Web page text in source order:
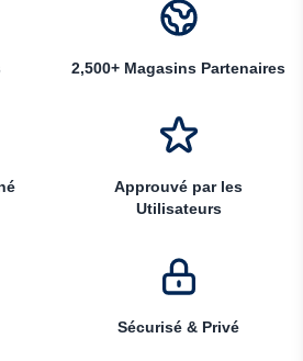
2,500+ Magasins Partenaires
Approuvé par les
Utilisateurs
Sécurisé & Privé